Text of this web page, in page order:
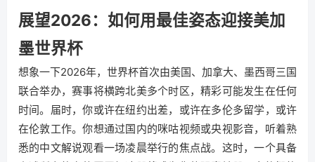
展望2026：如何用最佳姿态迎接美加
墨世界杯
想象一下2026年，世界杯首次由美国、加拿大、墨西哥三国
联合举办，赛事将横跨北美多个时区，精彩可能发生在任何
时间。届时，你或许在纽约出差，或许在多伦多留学，或许
在伦敦工作。你想通过国内的咪咕视频或央视影音，听着熟
悉的中文解说观看一场凌晨举行的焦点战。这时，一个具备